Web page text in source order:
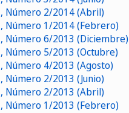
Número 2/2014 (Abril)
Número 1/2014 (Febrero)
Número 6/2013 (Diciembre)
Número 5/2013 (Octubre)
Número 4/2013 (Agosto)
Número 2/2013 (Junio)
Número 2/2013 (Abril)
Número 1/2013 (Febrero)